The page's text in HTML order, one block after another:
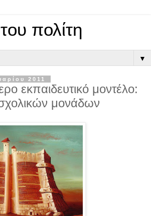
πολίτη
▼
2011
εκπαιδευτικό μοντέλο:
μονάδων